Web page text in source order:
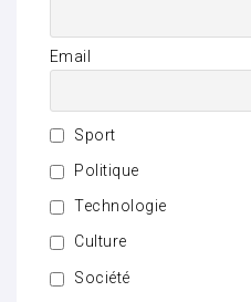
Email
Sport
Politique
Technologie
Culture
Société